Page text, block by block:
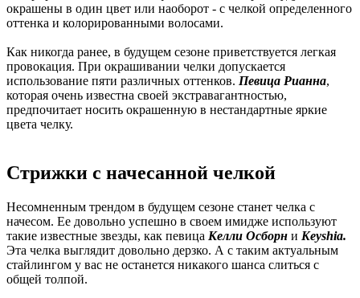
окрашены в один цвет или наоборот - с челкой определенного
оттенка и колорированными волосами.
Как никогда ранее, в будущем сезоне приветствуется легкая
провокация. При окрашивании челки допускается
использование пяти различных оттенков. Певица Рианна,
которая очень известна своей экстравагантностью,
предпочитает носить окрашенную в нестандартные яркие
цвета челку.
Стрижки с начесанной челкой
Несомненным трендом в будущем сезоне станет челка с
начесом. Ее довольно успешно в своем имидже используют
такие известные звезды, как певица Келли Осборн и Keyshia.
Эта челка выглядит довольно дерзко. А с таким актуальным
стайлингом у вас не останется никакого шанса слиться с
общей толпой.